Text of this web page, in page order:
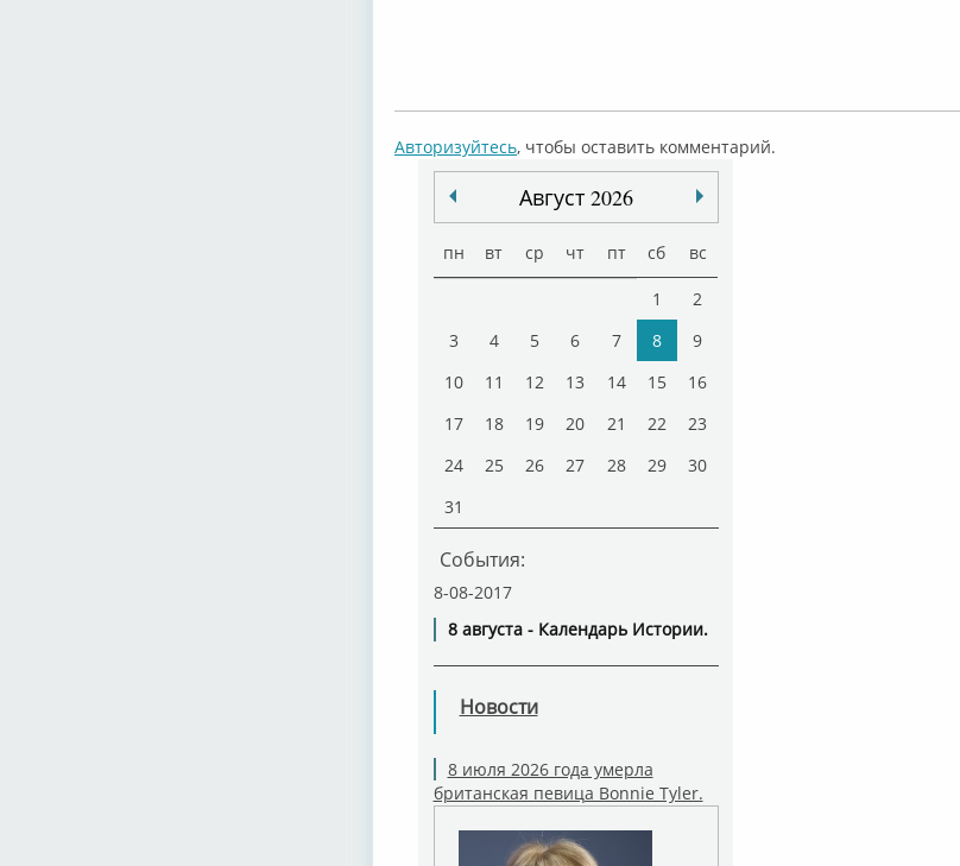
Авторизуйтесь, чтобы оставить комментарий.
Август 2026
пн вт ср чт пт сб вс
1
2
3
4 5 6 7 8
9
10
11 12 13 14 15
16
17
18 19 20 21 22
23
24
25 26 27 28 29
30
31
События:
8-08-2017
8 августа - Календарь Истории.
Новости
8 июля 2026 года умерла
британская певица Bonnie Tyler.